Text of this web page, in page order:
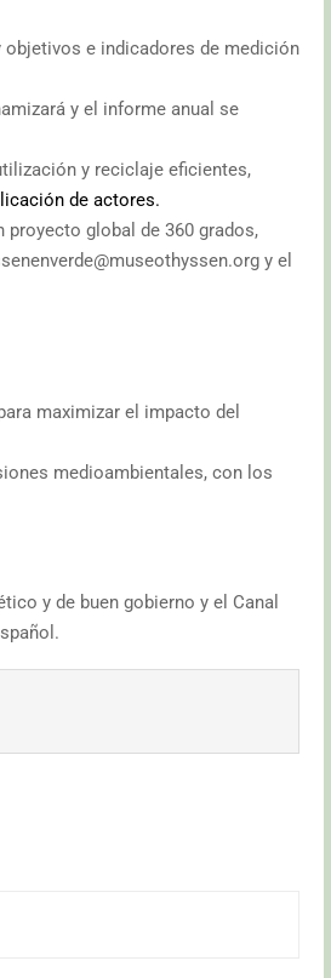
e indicadores de medición
y el informe anual se
y reciclaje eficientes,
de actores.
global de 360 grados,
y el
maximizar el impacto del
medioambientales, con los
y de buen gobierno y el Canal